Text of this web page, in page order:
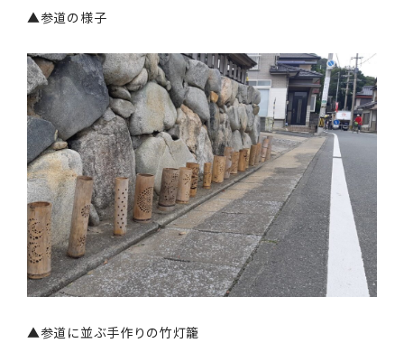
▲参道の様子
▲参道に並ぶ手作りの竹灯籠